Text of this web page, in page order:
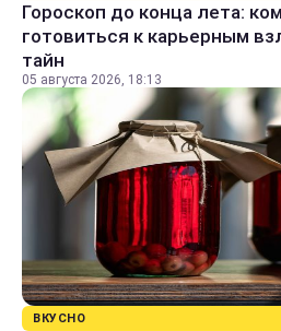
Гороскоп до конца лета:
готовиться к карьерным
тайн
05 августа 2026, 18:13
ВКУСНО